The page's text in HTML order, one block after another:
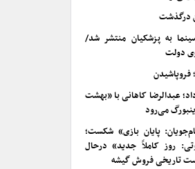
درگذشت
به پزشکیان منتشر شد/
دولت
عبدالرضا کاهانی با «بهشت
می‌رود
پایان بازی» شکست؛
روز کاملاً جدید» درحال
تاریخی فروش گیشه